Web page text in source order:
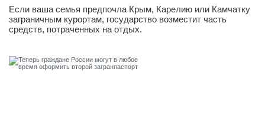
Если ваша семья предпочла Крым, Карелию или Камчатку
заграничным курортам, государство возместит часть
средств, потраченных на отдых.